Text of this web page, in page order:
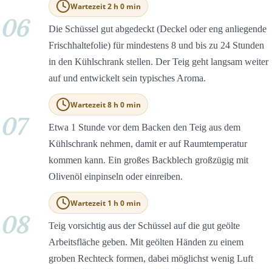
Wartezeit 2 h 0 min
06
Die Schüssel gut abgedeckt (Deckel oder eng anliegende
Frischhaltefolie) für mindestens 8 und bis zu 24 Stunden
in den Kühlschrank stellen. Der Teig geht langsam weiter
auf und entwickelt sein typisches Aroma.
Wartezeit 8 h 0 min
07
Etwa 1 Stunde vor dem Backen den Teig aus dem
Kühlschrank nehmen, damit er auf Raumtemperatur
kommen kann. Ein großes Backblech großzügig mit
Olivenöl einpinseln oder einreiben.
Wartezeit 1 h 0 min
08
Teig vorsichtig aus der Schüssel auf die gut geölte
Arbeitsfläche geben. Mit geölten Händen zu einem
groben Rechteck formen, dabei möglichst wenig Luft